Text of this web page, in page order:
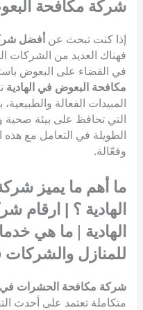
شركة مكافحة
إذا كنت تبحث عن أفضل
فهناك العديد من الشركات
في القضاء على البعوض
مكافحة البعوض في الهادية
المبيدات الفعالة
التي تحافظ على بيئة صحية
الطويلة في التعامل مع
وفعّالة.
ما أهم ما يميز
الهادية ؟ |
الهادية
ما هي
للمنازل والشركات
شركة مكافحة الحشرات في
متكاملة تعتمد على أحدث